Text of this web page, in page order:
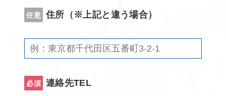
任意 住所（※上記と違う場合）
必須 連絡先TEL